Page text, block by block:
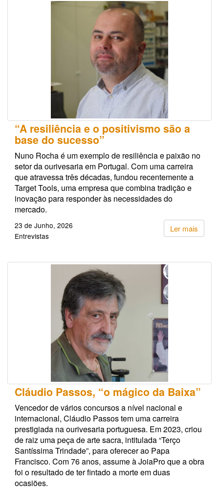
“A resiliência e o positivismo são a
base do sucesso”
Nuno Rocha é um exemplo de resiliência e paixão no
setor da ourivesaria em Portugal. Com uma carreira
que atravessa três décadas, fundou recentemente a
Target Tools, uma empresa que combina tradição e
inovação para responder às necessidades do
mercado.
Ler mais
23 de Junho, 2026
Entrevistas
Cláudio Passos, “o mágico da Baixa”
Vencedor de vários concursos a nível nacional e
internacional, Cláudio Passos tem uma carreira
prestigiada na ourivesaria portuguesa. Em 2023, criou
de raiz uma peça de arte sacra, intitulada “Terço
Santíssima Trindade”, para oferecer ao Papa
Francisco. Com 76 anos, assume à JoiaPro que a obra
foi o resultado de ter fintado a morte em duas
ocasiões.